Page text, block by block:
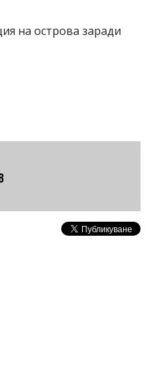
на острова заради